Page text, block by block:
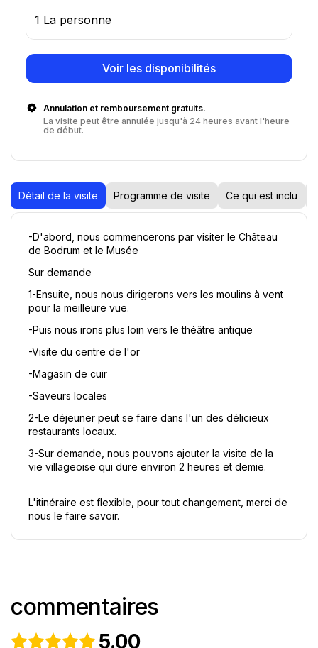
1 La personne
Voir les disponibilités
Annulation et remboursement gratuits.
La visite peut être annulée jusqu'à 24 heures avant l'heure
de début.
Détail de la visite Programme de visite Ce qui est inclu
-D'abord, nous commencerons par visiter le Château
de Bodrum et le Musée
Sur demande
1-Ensuite, nous nous dirigerons vers les moulins à vent
pour la meilleure vue.
-Puis nous irons plus loin vers le théâtre antique
-Visite du centre de l'or
-Magasin de cuir
-Saveurs locales
2-Le déjeuner peut se faire dans l'un des délicieux
restaurants locaux.
3-Sur demande, nous pouvons ajouter la visite de la
vie villageoise qui dure environ 2 heures et demie.
L'itinéraire est flexible, pour tout changement, merci de
nous le faire savoir.
commentaires
5.00